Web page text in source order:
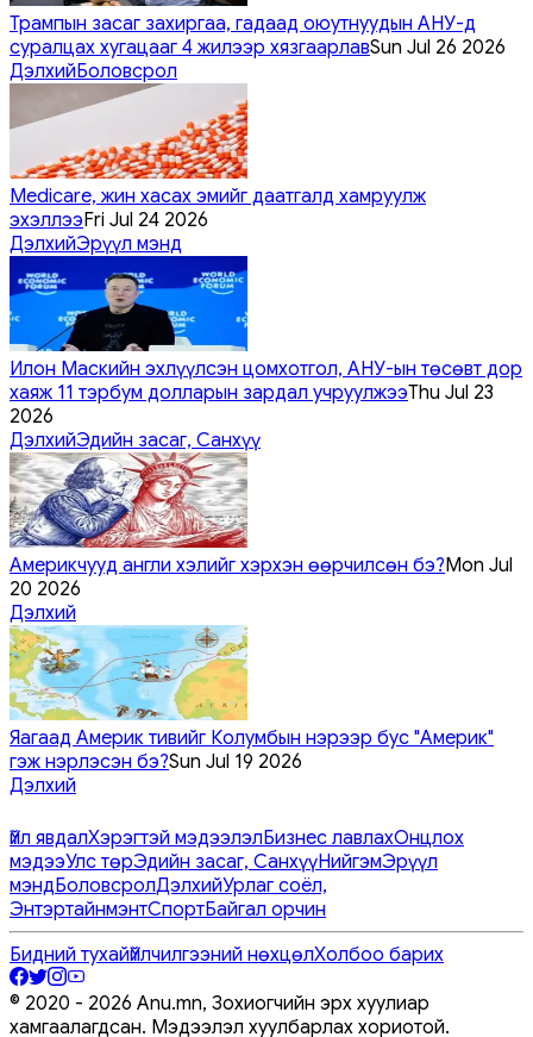
Трампын засаг захиргаа, гадаад оюутнуудын АНУ-д
суралцах хугацааг 4 жилээр хязгаарлавSun Jul 26 2026
ДэлхийБоловсрол
Medicare, жин хасах эмийг даатгалд хамруулж
эхэллээFri Jul 24 2026
ДэлхийЭрүүл мэнд
Илон Маскийн эхлүүлсэн цомхотгол, АНУ-ын төсөвт дор
хаяж 11 тэрбум долларын зардал учруулжээThu Jul 23
2026
ДэлхийЭдийн засаг, Санхүү
Америкчууд англи хэлийг хэрхэн өөрчилсөн бэ?Mon Jul
20 2026
Дэлхий
Яагаад Америк тивийг Колумбын нэрээр бус "Америк"
гэж нэрлэсэн бэ?Sun Jul 19 2026
Дэлхий
Үйл явдалХэрэгтэй мэдээлэлБизнес лавлахОнцлох
мэдээУлс төрЭдийн засаг, СанхүүНийгэмЭрүүл
мэндБоловсролДэлхийУрлаг соёл,
ЭнтэртайнмэнтСпортБайгал орчин
Бидний тухайҮйлчилгээний нөхцөлХолбоо барих
© 2020 - 2026 Anu.mn, Зохиогчийн эрх хуулиар
хамгаалагдсан. Мэдээлэл хуулбарлах хориотой.